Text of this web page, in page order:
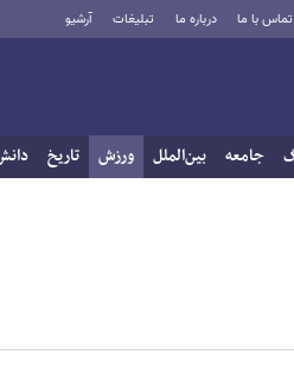
تماس با ما درباره ما تبلیغات آرشیو
جامعه بین‌الملل ورزش تاریخ